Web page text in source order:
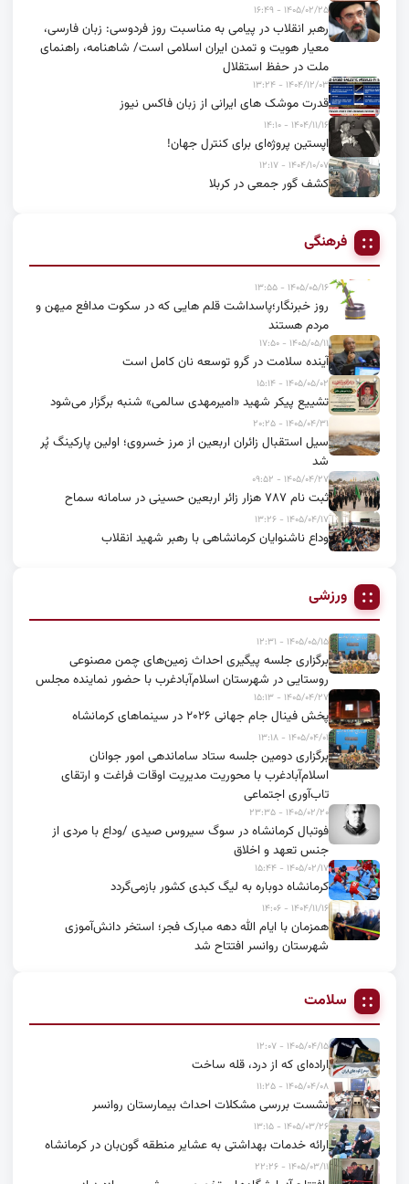
۱۴۰۵/۰۲/۲۵ - ۱۶:۴۹
رهبر انقلاب در پیامی به مناسبت روز فردوسی: زبان فارسی،
معیار هویت و تمدن ایران اسلامی است/ شاهنامه، راهنمای
ملت در حفظ استقلال
۱۴۰۴/۱۲/۰۳ - ۱۳:۲۴
قدرت موشک های ایرانی از زبان فاکس نیوز
۱۴۰۴/۱۱/۱۶ - ۱۴:۱۰
اپستین پروژه‌ای برای کنترل جهان!
۱۴۰۴/۱۰/۰۷ - ۱۲:۱۷
کشف گور جمعی در کربلا
فرهنگی
۱۴۰۵/۰۵/۱۶ - ۱۳:۵۵
روز خبرنگار؛پاسداشت قلم هایی که در سکوت مدافع میهن و
مردم هستند
۱۴۰۵/۰۵/۱۱ - ۱۷:۵۰
آینده سلامت در گرو توسعه نان کامل است
۱۴۰۵/۰۵/۰۲ - ۱۵:۱۴
تشییع پیکر شهید «امیرمهدی سالمی» شنبه برگزار می‌شود
۱۴۰۵/۰۴/۳۱ - ۲۰:۲۵
سیل استقبال زائران اربعین از مرز خسروی؛ اولین پارکینگ پُر
شد
۱۴۰۵/۰۴/۲۷ - ۰۹:۵۲
ثبت نام ۷۸۷ هزار زائر اربعین حسینی در سامانه سماح
۱۴۰۵/۰۴/۱۷ - ۱۳:۲۶
وداع ناشنوایان کرمانشاهی با رهبر شهید انقلاب
ورزشی
۱۴۰۵/۰۵/۱۵ - ۱۲:۳۱
برگزاری جلسه پیگیری احداث زمین‌های چمن مصنوعی
روستایی در شهرستان اسلام‌آبادغرب با حضور نماینده مجلس
۱۴۰۵/۰۴/۲۷ - ۱۵:۱۳
پخش فینال جام جهانی ۲۰۲۶ در سینماهای کرمانشاه
۱۴۰۵/۰۴/۰۱ - ۱۳:۱۸
برگزاری دومین جلسه ستاد ساماندهی امور جوانان
اسلام‌آبادغرب با محوریت مدیریت اوقات فراغت و ارتقای
تاب‌آوری اجتماعی
۱۴۰۵/۰۲/۲۰ - ۲۳:۳۵
فوتبال کرمانشاه در سوگ سیروس صیدی /وداع با مردی از
جنس تعهد و اخلاق
۱۴۰۵/۰۲/۱۷ - ۱۵:۴۴
کرمانشاه دوباره به لیگ کبدی کشور بازمی‌گردد
۱۴۰۴/۱۱/۱۶ - ۱۴:۰۶
همزمان با ایام الله دهه مبارک فجر؛ استخر دانش‌آموزی
شهرستان روانسر افتتاح شد
سلامت
۱۴۰۵/۰۴/۱۵ - ۱۲:۰۷
اراده‌ای که از درد، قله ساخت
۱۴۰۵/۰۴/۰۸ - ۱۱:۲۵
نشست بررسی مشکلات احداث بیمارستان روانسر
۱۴۰۵/۰۳/۲۶ - ۱۳:۱۵
ارائه خدمات بهداشتی به عشایر منطقه گون‌بان در کرمانشاه
۱۴۰۵/۰۳/۱۱ - ۲۲:۲۶